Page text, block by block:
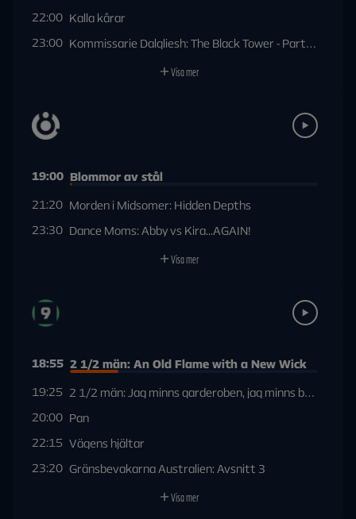
22:00 Kalla kårar
23:00 Kommissarie Dalgliesh: The Black Tower - Part One
Visa mer
19:00 Blommor av stål
21:20 Morden i Midsomer: Hidden Depths
23:30 Dance Moms: Abby vs Kira...AGAIN!
Visa mer
18:55 2 1/2 män: An Old Flame with a New Wick
19:25 2 1/2 män: Jag minns garderoben, jag minns bara inte
20:00 Pan
22:15 Vägens hjältar
23:20 Gränsbevakarna Australien: Avsnitt 3
Visa mer